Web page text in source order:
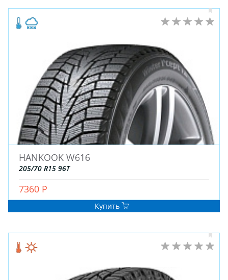
ЛИТЫЕ
ДЛЯ ГРУЗОВЫХ АВТО
ДЛЯ ЛЕГКОВЫХ АВТО
ШИНЫ
ДИСКИ
АККУМУЛЯТОРЫ
HANKOOK W616
205/70 R15 96T
7360 Р
Купить